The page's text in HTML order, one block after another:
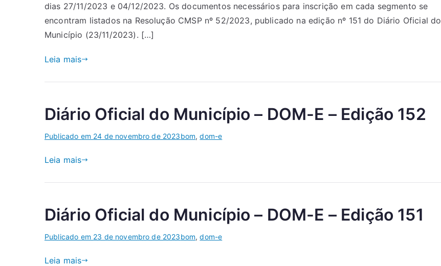
dias 27/11/2023 e 04/12/2023. Os documentos necessários para inscrição em cada segmento se
encontram listados na Resolução CMSP nº 52/2023, publicado na edição nº 151 do Diário Oficial do
Município (23/11/2023). […]
Leia mais
Diário Oficial do Município – DOM-E – Edição 152
Publicado em 24 de novembro de 2023bom,dom-e
Leia mais
Diário Oficial do Município – DOM-E – Edição 151
Publicado em 23 de novembro de 2023bom,dom-e
Leia mais